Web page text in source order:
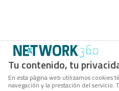
Tu contenido, tu
En esta página web utilizamos cookies
navegación y la prestación del servicio.